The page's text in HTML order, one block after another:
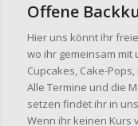
Offene
Hier uns könnt ihr
wo ihr gemeinsam
Cupcakes, Cake-
Alle Termine und die
setzen findet ihr in
Wenn ihr keinen Kurs